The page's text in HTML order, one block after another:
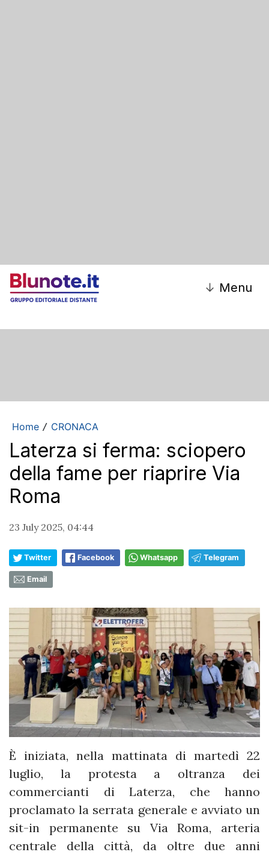
↓ Menu
Home / CRONACA
Laterza si ferma: sciopero
della fame per riaprire Via
Roma
23 July 2025, 04:44
Twitter Facebook Whatsapp Telegram
Email
È iniziata, nella mattinata di martedì 22
luglio, la protesta a oltranza dei
commercianti di Laterza, che hanno
proclamato la serrata generale e avviato un
sit-in permanente su Via Roma, arteria
centrale della città, da oltre due anni